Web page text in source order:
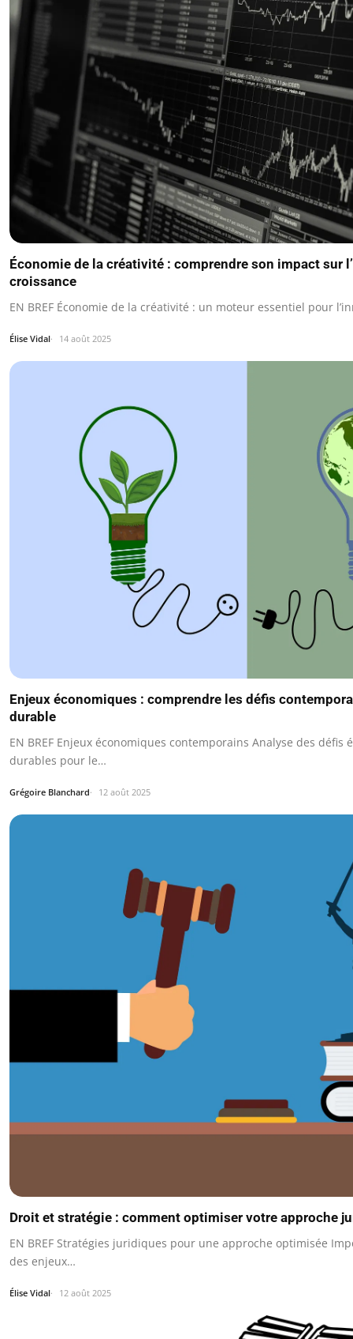
Économie de la créativité : comprendre son impact sur
croissance
EN BREF Économie de la créativité : un moteur essentiel pour
Élise Vidal 14 août 2025
Enjeux économiques : comprendre les défis
durable
EN BREF Enjeux économiques contemporains Analyse des défis
durables pour le…
Grégoire Blanchard 12 août 2025
Droit et stratégie : comment optimiser votre approche
EN BREF Stratégies juridiques pour une approche optimisée
des enjeux…
Élise Vidal 12 août 2025